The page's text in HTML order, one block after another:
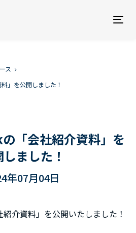
ス
」を公開しました！
「会社紹介資料」を
ました！
年07月04日
介資料」を公開いたしました！